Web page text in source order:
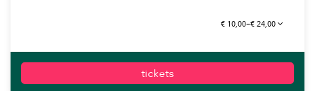
€ 10,00–€ 24,00
tickets